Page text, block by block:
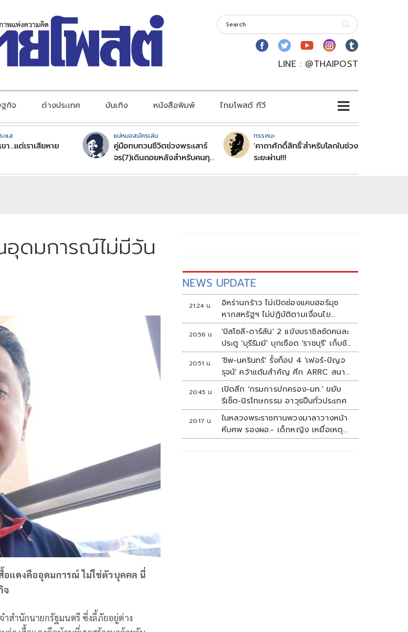
LINE : @THAIPOST
ฐกิจ ต่างประเทศ บันเทิง หนังสือพิมพ์ ไทยโพสต์ ทีวี
ะแส
า...แต่เราเสียหาย
แม่หมอสมัครเล่น
คู่มือทบทวนชีวิตช่วงพระเสาร์
จร(7)เดินถอยหลังสำหรับคนทุก
ทรรศนะ
'คาถาศักดิ์สิทธิ์'สำหรับโลกในช่วง
ระยะผ่าน!!!
อุดมการณ์ไม่มีวัน
แดงคืออุดมการณ์ ไม่ใช่ตัวบุคคล นี่
จ
สำนักนายกรัฐมนตรี ซึ่งลี้ภัยอยู่ต่าง
NEWS UPDATE
21:24 น.
อิหร่านกร้าว ไม่เปิดช่องแคบฮอร์มุซ
หากสหรัฐฯ ไม่ปฏิบัติตามเงื่อนไข
ทั้งหมด
20:56 น.
'บิสโซลี-ดาร์ลัน' 2 แข้งบราซิลซัดคนละ
ประตู 'บุรีรัมย์' บุกเชือด 'ราชบุรี' เก็บชัย
อุ่นเครื่อง 4 นัดรวด
20:51 น.
'ชิพ-นครินทร์' รั้งท็อป 4 'เฟอร์-ปัญจ
รุจน์' คว้าแต้มสำคัญ ศึก ARRC สนาม
4 เรซ 2
20:45 น.
เปิดลึก 'กรมการปกครอง-มท.' ขยับ
รีเซ็ต-นิรโทษกรรม อาวุธปืนทั่วประเทศ
20:17 น.
ในหลวงพระราชทานพวงมาลาวางหน้า
หีบศพ รองผอ.- เด็กหญิง เหยื่อเหตุก
ราดยิง